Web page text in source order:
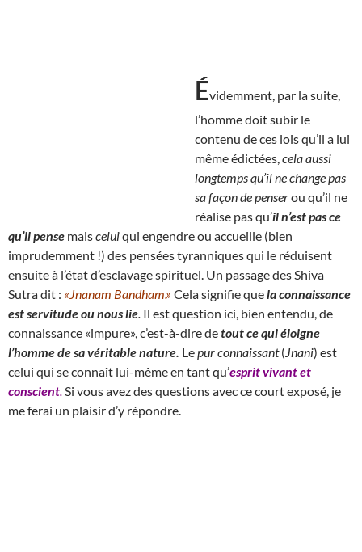
Évidemment, par la suite,
l’homme doit subir le
contenu de ces lois qu’il a lui
même édictées, cela aussi
longtemps qu’il ne change pas
sa façon de penserou qu’il ne
réalise pas qu’il n’est pas ce
qu’il pense maisceluiqui engendre ou accueille (bien
imprudemment !) des pensées tyranniques qui le réduisent
ensuite à l’état d’esclavage spirituel. Un passage des Shiva
Sutra dit : «Jnanam Bandham.» Cela signifie quela connaissance
est servitude ou nous lie Il est question ici, bien entendu, de
connaissance «impure», c’est-à-dire detout ce qui éloigne
l’homme de sa véritable nature. Lepur connaissant( Jnani) est
celui qui se connaît lui-même en tant qu’esprit vivant et
conscient Si vous avez des questions avec ce court exposé, je
me ferai un plaisir d’y répondre.